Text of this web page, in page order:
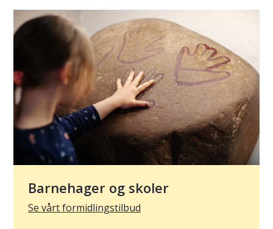
Barnehager og skoler
Se vårt formidlingstilbud